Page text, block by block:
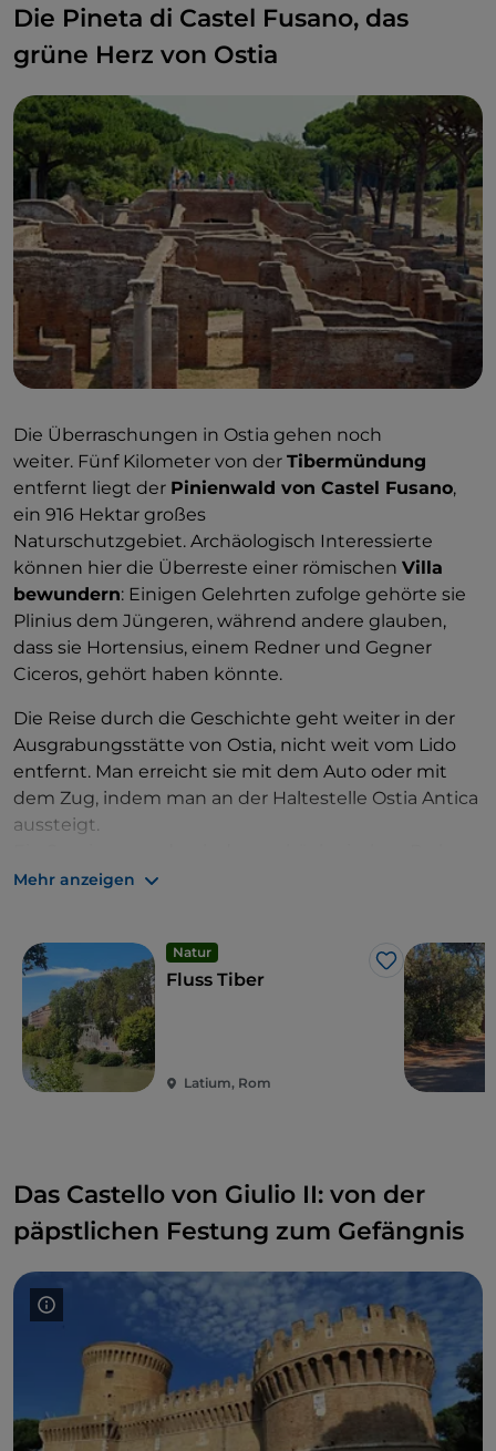
beobachten.
Die Pineta di Castel Fusano, das
grüne Herz von Ostia
Die Überraschungen in Ostia gehen noch
weiter. Fünf Kilometer von der Tibermündung
entfernt liegt der Pinienwald von Castel Fusano,
ein 916 Hektar großes
Naturschutzgebiet. Archäologisch Interessierte
können hier die Überreste einer römischen Villa
bewundern: Einigen Gelehrten zufolge gehörte sie
Plinius dem Jüngeren, während andere glauben,
dass sie Hortensius, einem Redner und Gegner
Ciceros, gehört haben könnte.
Die Reise durch die Geschichte geht weiter in der
Ausgrabungsstätte von Ostia, nicht weit vom Lido
entfernt. Man erreicht sie mit dem Auto oder mit
dem Zug, indem man an der Haltestelle Ostia Antica
aussteigt.
von Ostia Antica zwischen den Domus, dem Forum,
Hier befinden sich auch die Überreste der ältesten
Synagoge der westlichen Welt aus dem
1. Jahrhundert v. Chr., die 1961 ausgegraben wurde.
Mehr anzeigen
Natur
Like
Fluss Tiber
Latium, Rom
Das Castello von Giulio II: von der
päpstlichen Festung zum Gefängnis